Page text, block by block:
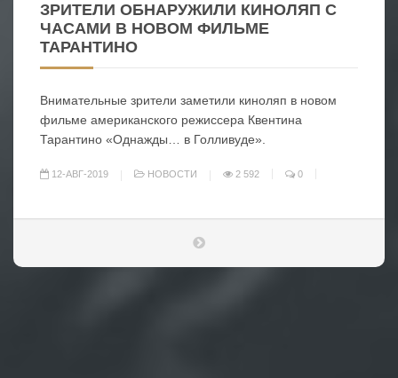
ЗРИТЕЛИ ОБНАРУЖИЛИ КИНОЛЯП С
ЧАСАМИ В НОВОМ ФИЛЬМЕ
ТАРАНТИНО
Внимательные зрители заметили киноляп в новом
фильме американского режиссера Квентина
Тарантино «Однажды… в Голливуде».
12-АВГ-2019 НОВОСТИ 2 592 0